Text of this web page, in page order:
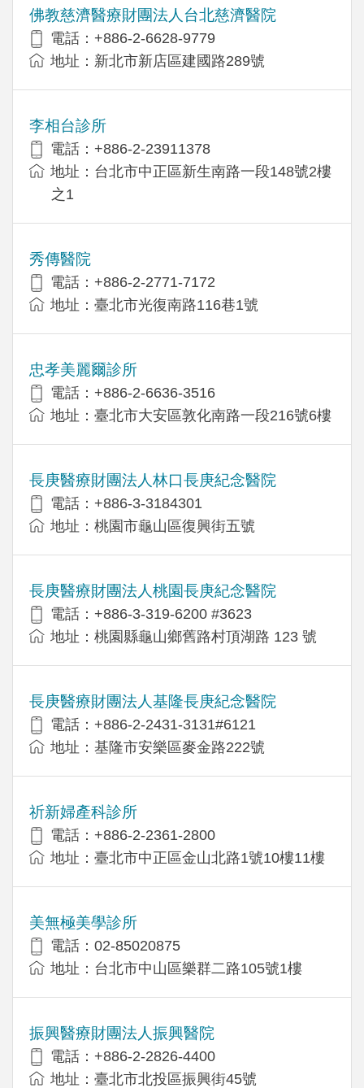
佛教慈濟醫療財團法人台北慈濟醫院
電話：+886-2-6628-9779
地址：新北市新店區建國路289號
李相台診所
電話：+886-2-23911378
地址：台北市中正區新生南路一段148號2樓
之1
秀傳醫院
電話：+886-2-2771-7172
地址：臺北市光復南路116巷1號
忠孝美麗爾診所
電話：+886-2-6636-3516
地址：臺北市大安區敦化南路一段216號6樓
長庚醫療財團法人林口長庚紀念醫院
電話：+886-3-3184301
地址：桃園市龜山區復興街五號
長庚醫療財團法人桃園長庚紀念醫院
電話：+886-3-319-6200 #3623
地址：桃園縣龜山鄉舊路村頂湖路 123 號
長庚醫療財團法人基隆長庚紀念醫院
電話：+886-2-2431-3131#6121
地址：基隆市安樂區麥金路222號
祈新婦產科診所
電話：+886-2-2361-2800
地址：臺北市中正區金山北路1號10樓11樓
美無極美學診所
電話：02-85020875
地址：台北市中山區樂群二路105號1樓
振興醫療財團法人振興醫院
電話：+886-2-2826-4400
地址：臺北市北投區振興街45號